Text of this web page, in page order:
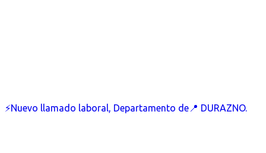
⚡Nuevo llamado laboral, Departamento de📍 DURAZNO.